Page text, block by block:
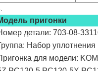
пригонки
детали: 703-08-
Набор
для модели: